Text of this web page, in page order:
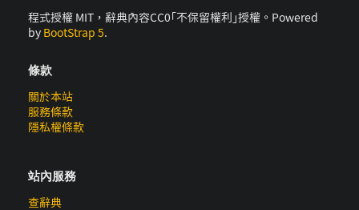
程式授權 MIT，辭典內容CC0｢不保留權利｣授權。Powered
by BootStrap 5.
條款
關於本站
服務條款
隱私權條款
站內服務
查辭典